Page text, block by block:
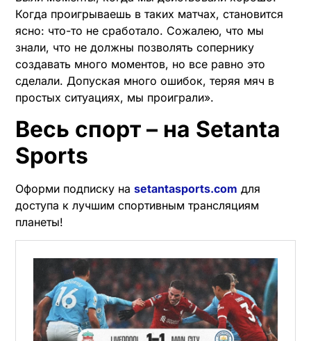
Когда проигрываешь в таких матчах, становится
ясно: что-то не сработало. Сожалею, что мы
знали, что не должны позволять сопернику
создавать много моментов, но все равно это
сделали. Допуская много ошибок, теряя мяч в
простых ситуациях, мы проиграли».
Весь спорт – на Setanta
Sports
Оформи подписку на setantasports.com для
доступа к лучшим спортивным трансляциям
планеты!